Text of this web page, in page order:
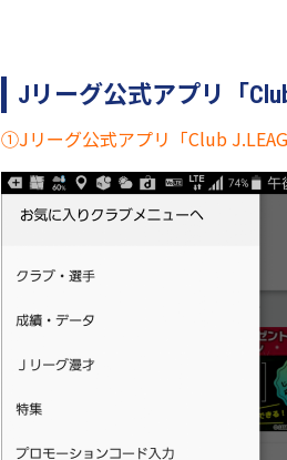
Jリーグ公式アプリ「
①Jリーグ公式アプリ「Club